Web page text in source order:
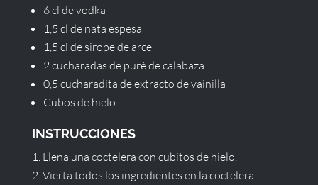
6 cl de vodka
1,5 cl de nata espesa
1,5 cl de sirope de arce
2 cucharadas de puré de calabaza
0,5 cucharadita de extracto de vainilla
Cubos de hielo
INSTRUCCIONES
Llena una coctelera con cubitos de hielo.
Vierta todos los ingredientes en la coctelera.